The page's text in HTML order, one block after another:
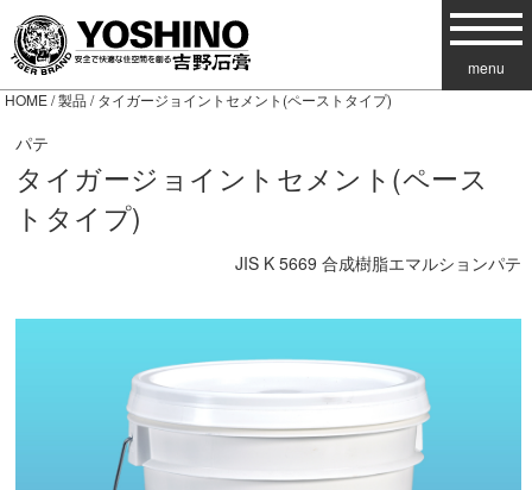
menu
HOME/製品 / タイガージョイントセメント(ペーストタイプ)
パテ
タイガージョイントセメント(ペース
トタイプ)
JIS K 5669 合成樹脂エマルションパテ